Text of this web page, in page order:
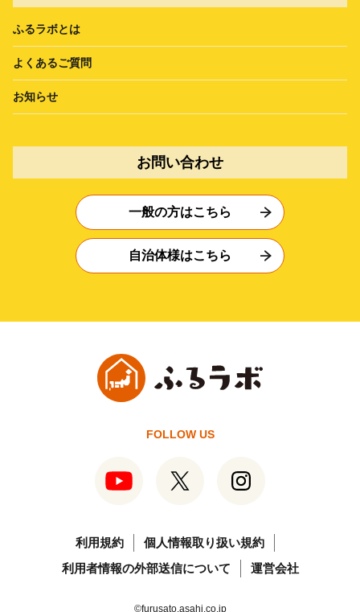
ふるラボとは
よくあるご質問
お知らせ
お問い合わせ
一般の方はこちら
自治体様はこちら
FOLLOW US
利用規約
個人情報取り扱い規約
利用者情報の外部送信について
運営会社
©furusato.asahi.co.jp